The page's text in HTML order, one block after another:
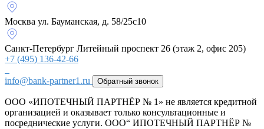
Москва ул. Бауманская, д. 58/25с10
Санкт-Петербург Литейный проспект 26 (этаж 2, офис 205)
+7 (495) 136-42-66
info@bank-partner1.ru Обратный звонок
ООО «ИПОТЕЧНЫЙ ПАРТНЁР № 1» не является кредитной
организацией и оказывает только консультационные и
посреднические услуги. ООО“ ИПОТЕЧНЫЙ ПАРТНЁР №